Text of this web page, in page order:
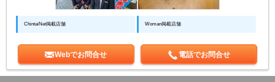
ChintaiNet掲載店舗 Woman掲載店舗
Webでお問合せ 電話でお問合せ